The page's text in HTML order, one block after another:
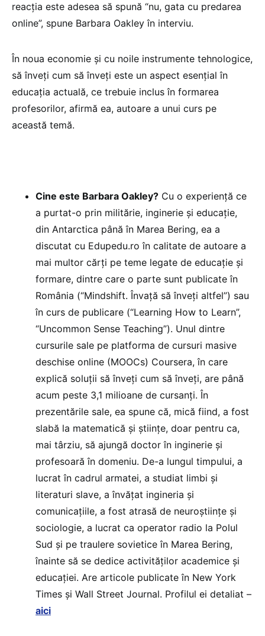
reacția este adesea să spună “nu, gata cu predarea
online”, spune Barbara Oakley în interviu.
În noua economie și cu noile instrumente tehnologice,
să înveți cum să înveți este un aspect esențial în
educația actuală, ce trebuie inclus în formarea
profesorilor, afirmă ea, autoare a unui curs pe
această temă.
Cine este Barbara Oakley? Cu o experiență ce
a purtat-o prin militărie, inginerie și educație,
din Antarctica până în Marea Bering, ea a
discutat cu Edupedu.ro în calitate de autoare a
mai multor cărți pe teme legate de educație și
formare, dintre care o parte sunt publicate în
România (“Mindshift. Învață să înveți altfel”) sau
în curs de publicare (“Learning How to Learn”,
“Uncommon Sense Teaching”). Unul dintre
cursurile sale pe platforma de cursuri masive
deschise online (MOOCs) Coursera, în care
explică soluții să înveți cum să înveți, are până
acum peste 3,1 milioane de cursanți. În
prezentările sale, ea spune că, mică fiind, a fost
slabă la matematică și științe, doar pentru ca,
mai târziu, să ajungă doctor în inginerie și
profesoară în domeniu. De-a lungul timpului, a
lucrat în cadrul armatei, a studiat limbi și
literaturi slave, a învățat ingineria și
comunicațiile, a fost atrasă de neuroștiințe și
sociologie, a lucrat ca operator radio la Polul
Sud și pe traulere sovietice în Marea Bering,
înainte să se dedice activităților academice și
educației. Are articole publicate în New York
Times și Wall Street Journal. Profilul ei detaliat –
aici